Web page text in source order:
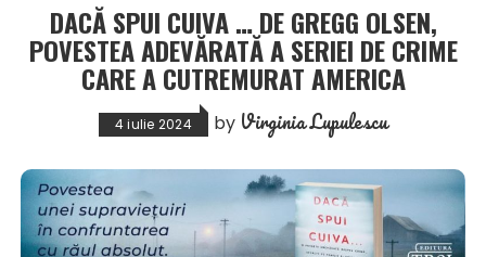
DACĂ SPUI CUIVA … DE GREGG OLSEN,
POVESTEA ADEVĂRATĂ A SERIEI DE CRIME
CARE A CUTREMURAT AMERICA
4 iulie 2024 by Virginia Lupulescu